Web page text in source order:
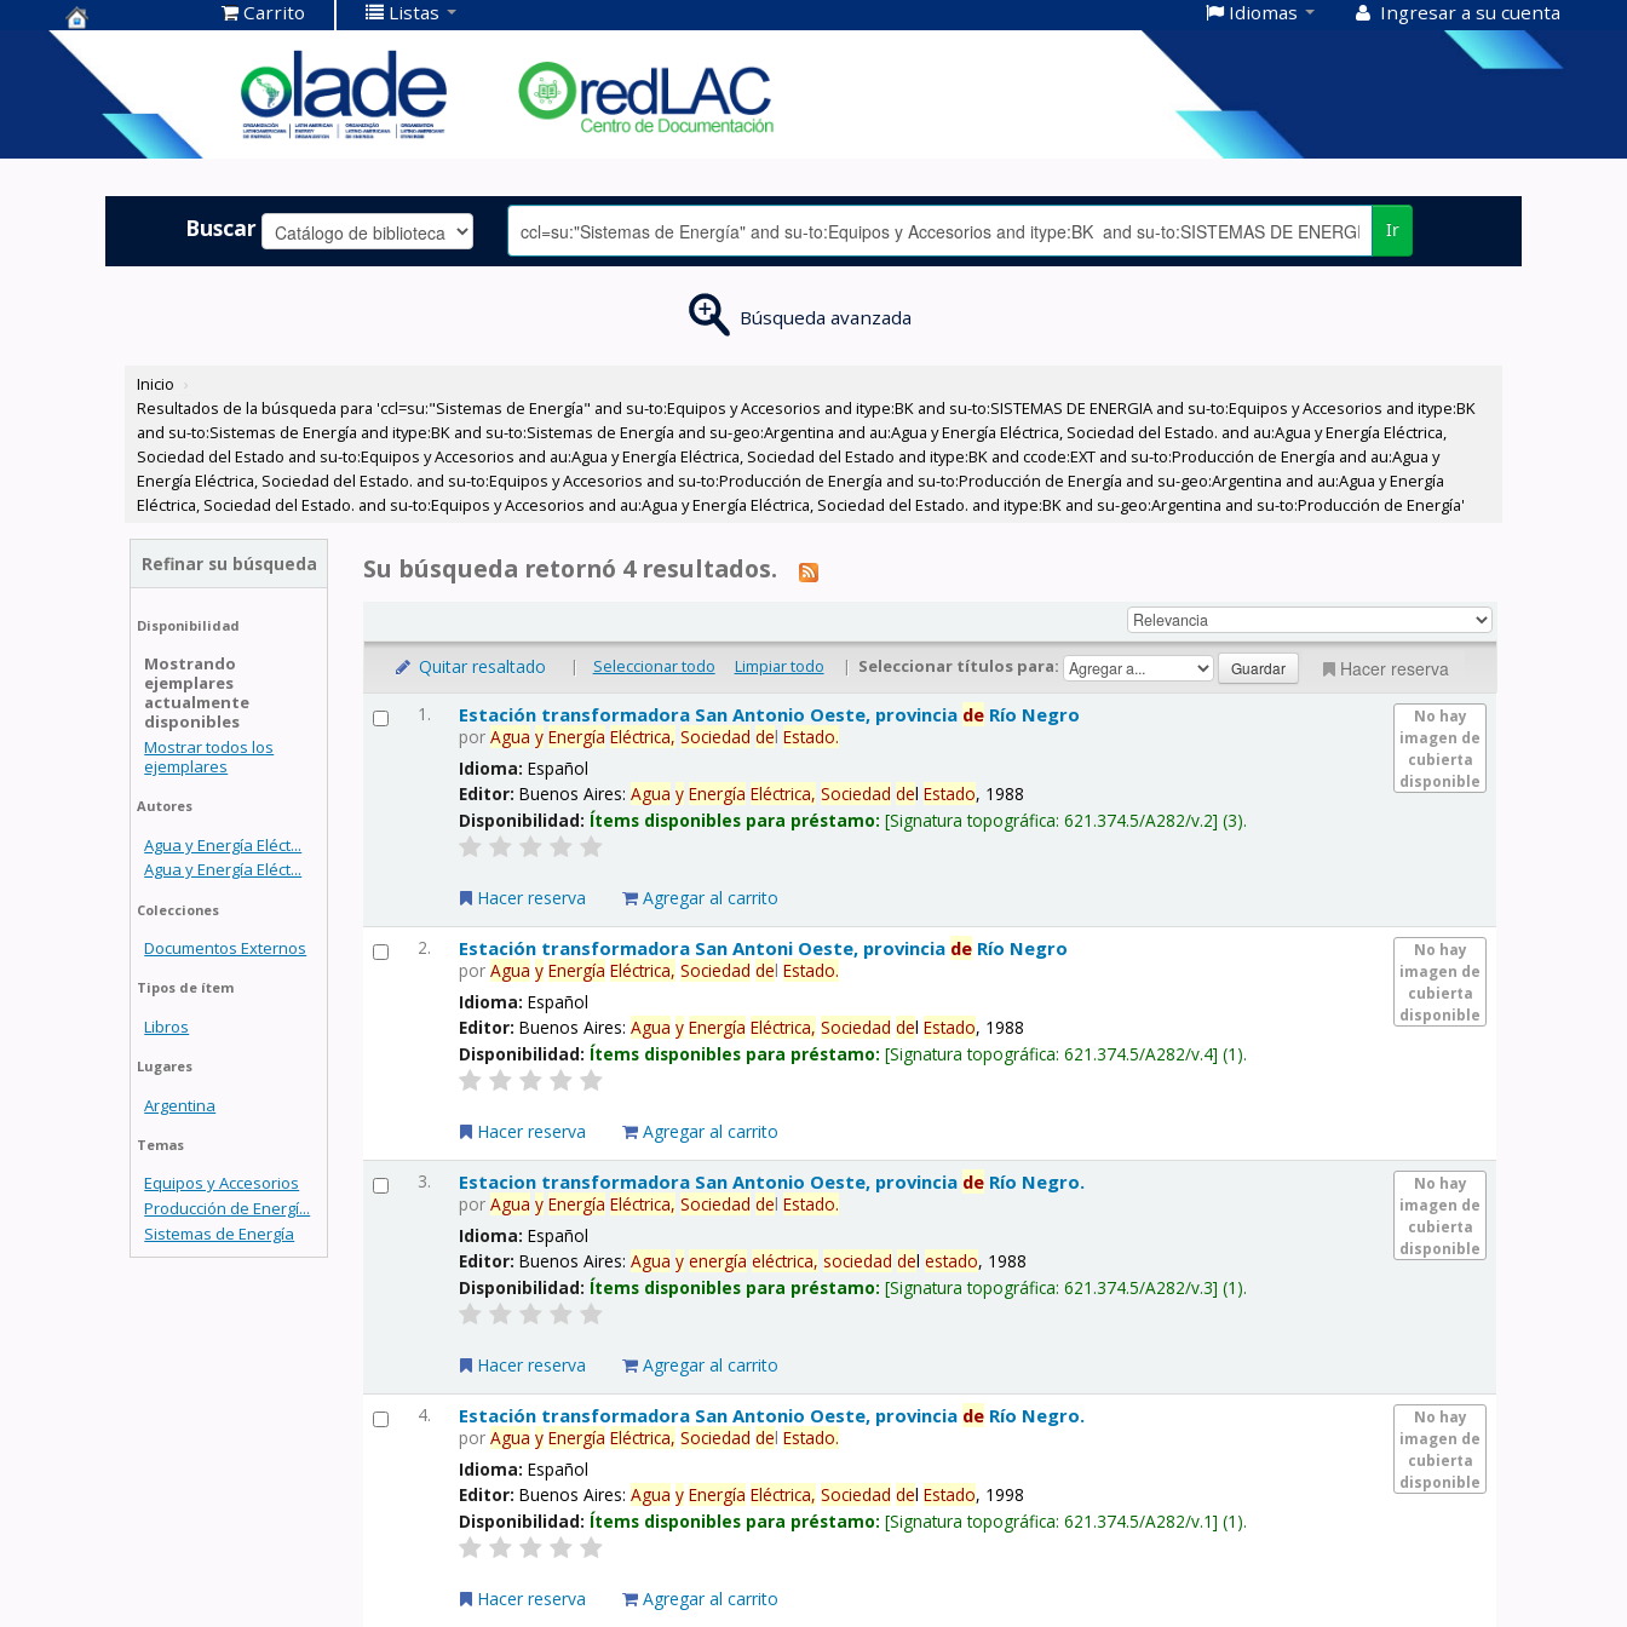
Centro de
Documentación
OLADE -
Carrito Listas Idiomas Ingresar a su cuenta
Buscar Ir
Búsqueda avanzada
Inicio ›
Resultados de la búsqueda para 'ccl=su:"Sistemas de Energía" and su-to:Equipos y Accesorios and itype:BK and su-to:SISTEMAS DE ENERGIA and su-to:Equipos y Accesorios and itype:BK
and su-to:Sistemas de Energía and itype:BK and su-to:Sistemas de Energía and su-geo:Argentina and au:Agua y Energía Eléctrica, Sociedad del Estado. and au:Agua y Energía Eléctrica,
Sociedad del Estado and su-to:Equipos y Accesorios and au:Agua y Energía Eléctrica, Sociedad del Estado and itype:BK and ccode:EXT and su-to:Producción de Energía and au:Agua y
Energía Eléctrica, Sociedad del Estado. and su-to:Equipos y Accesorios and su-to:Producción de Energía and su-to:Producción de Energía and su-geo:Argentina and au:Agua y Energía
Eléctrica, Sociedad del Estado. and su-to:Equipos y Accesorios and au:Agua y Energía Eléctrica, Sociedad del Estado. and itype:BK and su-geo:Argentina and su-to:Producción de Energía'
Refinar su búsqueda
Disponibilidad
Mostrando
ejemplares
actualmente
disponibles
Mostrar todos los
ejemplares
Autores
Agua y Energía Eléct...
Agua y Energía Eléct...
Colecciones
Documentos Externos
Tipos de ítem
Libros
Lugares
Argentina
Temas
Equipos y Accesorios
Producción de Energí...
Sistemas de Energía
Su búsqueda retornó 4 resultados.
Quitar resaltado | Seleccionar todo Limpiar todo | Seleccionar títulos para: Hacer reserva
1.
No hay
imagen de
cubierta
disponible
Estación transformadora San Antonio Oeste, provincia de Río Negro
porAgua y Energía Eléctrica, Sociedad delEstado.
Idioma:Español
Editor:Buenos Aires:Agua y Energía Eléctrica, Sociedad delEstado, 1988
Disponibilidad: Ítems disponibles para préstamo: Signatura topográfica:621.374.5/A282/v.2 (3).
Hacer reserva Agregar al carrito
2.
No hay
imagen de
cubierta
disponible
Estación transformadora San Antoni Oeste, provincia de Río Negro
porAgua y Energía Eléctrica, Sociedad delEstado.
Idioma:Español
Editor:Buenos Aires:Agua y Energía Eléctrica, Sociedad delEstado, 1988
Disponibilidad: Ítems disponibles para préstamo: Signatura topográfica:621.374.5/A282/v.4 (1).
Hacer reserva Agregar al carrito
3.
No hay
imagen de
cubierta
disponible
Estacion transformadora San Antonio Oeste, provincia de Río Negro.
porAgua y Energía Eléctrica, Sociedad delEstado.
Idioma:Español
Editor:Buenos Aires:Agua y energía eléctrica, sociedad delestado, 1988
Disponibilidad: Ítems disponibles para préstamo: Signatura topográfica:621.374.5/A282/v.3 (1).
Hacer reserva Agregar al carrito
4.
No hay
imagen de
cubierta
disponible
Estación transformadora San Antonio Oeste, provincia de Río Negro.
porAgua y Energía Eléctrica, Sociedad delEstado.
Idioma:Español
Editor:Buenos Aires:Agua y Energía Eléctrica, Sociedad delEstado, 1998
Disponibilidad: Ítems disponibles para préstamo: Signatura topográfica:621.374.5/A282/v.1 (1).
Hacer reserva Agregar al carrito